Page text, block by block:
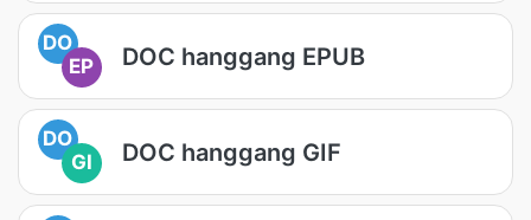
DO
EP
DOC hanggang EPUB
DO
GI
DOC hanggang GIF